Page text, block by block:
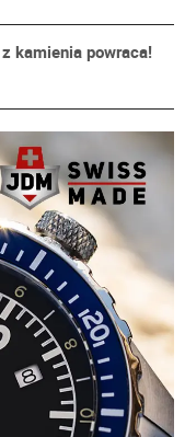
kamienia powraca!